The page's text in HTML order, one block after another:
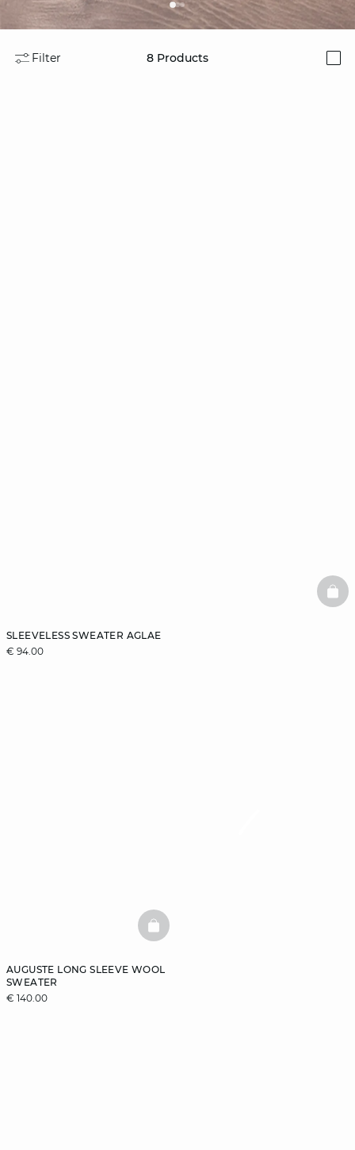
Filter 8 Products
SLEEVELESS SWEATER AGLAE
€ 94.00
AUGUSTE LONG SLEEVE WOOL
SWEATER
€ 140.00
BASKETFULL